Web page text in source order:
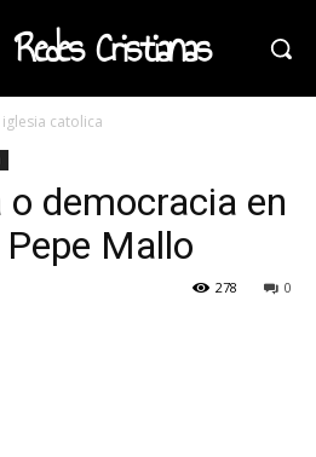
Redes Cristianas
iglesia catolica
o democracia en
Mallo
0
278